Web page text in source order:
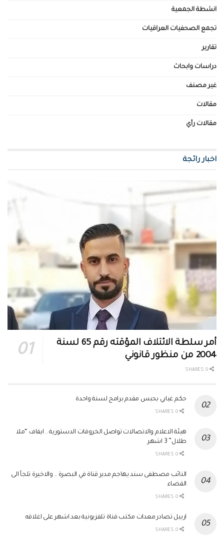
انشطة الجمعية
تجمع الصحفيات العراقيات
تقارير
دراسات وابحاث
غير مصنف
مقالات
مقالات رأي
اخبار رائجة
أمر سلطة الائتلاف المؤقته رقم 65 لسنة
2004 من منظور قانوني
حكم غيابي بحبس مقدم برامج لسنة واحدة
هيئة الاعلام والاتصالات تواصل الخروقات الدستورية .. ايقاف “ملا
طلال” 3 اشهر
النائب مصطفى سند يهاجم مدير قناة في البصرة .. والاخيرة تلجأ الى
القضاء
اربيل تصادر معدات مكتب قناة تلفزيونية بعد اشهر على اغلاقه